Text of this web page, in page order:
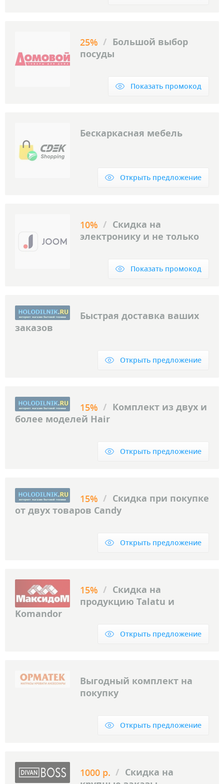
25% / Большой выбор
посуды
Показать промокод
Бескаркасная мебель
Открыть предложение
10% / Скидка на
электронику и не только
Показать промокод
Быстрая доставка ваших
заказов
Открыть предложение
15% / Комплект из двух и
более моделей Hair
Открыть предложение
15% / Скидка при покупке
от двух товаров Candy
Открыть предложение
15% / Скидка на
продукцию Тalatu и
Komandor
Открыть предложение
Выгодный комплект на
покупку
Открыть предложение
1000 р. / Скидка на